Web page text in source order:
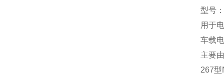
型号
用于
车载
主要
‌267